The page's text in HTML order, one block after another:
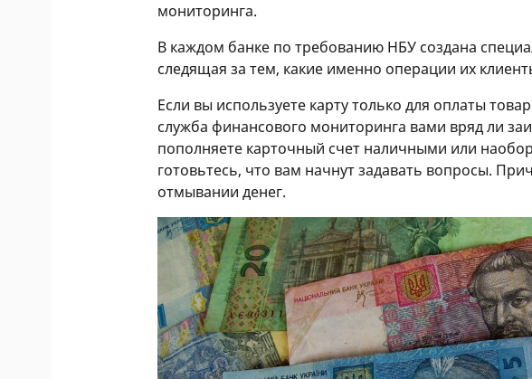
мониторинга.
В каждом банке по требованию НБУ создана
следящая за тем, какие именно операции их
Если вы используете карту только для оплаты
служба финансового мониторинга вами вряд ли
пополняете карточный счет наличными или
готовьтесь, что вам начнут задавать вопросы.
отмывании денег.